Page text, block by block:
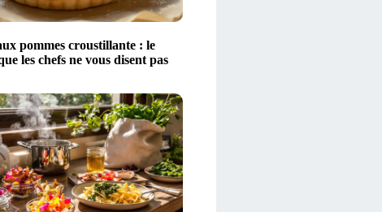
pommes croustillante : le
les chefs ne vous disent pas